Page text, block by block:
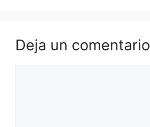
Deja un comentario